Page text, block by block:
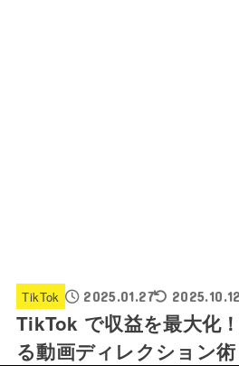
TikTok 2025.01.27 2025.10.12
TikTok で収益を最大化
る動画ディレクション術